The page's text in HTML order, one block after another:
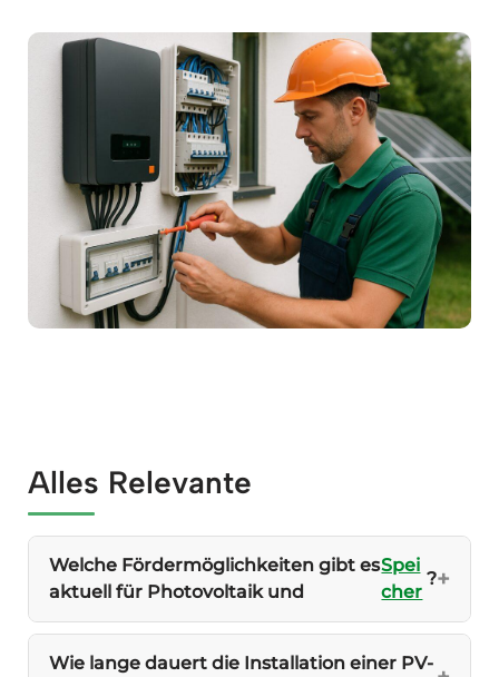
Alles Relevante
Welche Fördermöglichkeiten gibt es
aktuell für Photovoltaik und
Spei
cher
?
Wie lange dauert die Installation einer PV-